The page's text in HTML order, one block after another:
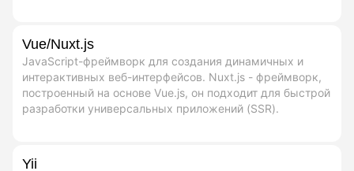
Vue/Nuxt.js
JavaScript-фреймворк для создания динамичных и
интерактивных веб-интерфейсов. Nuxt.js - фреймворк,
построенный на основе Vue.js, он подходит для быстрой
разработки универсальных приложений (SSR).
Yii